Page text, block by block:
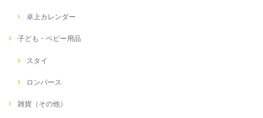
卓上カレンダー
子ども・ベビー用品
スタイ
ロンパース
雑貨（その他）